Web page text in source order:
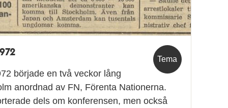
Tema
började en två veckor lång
anordnad av FN, Förenta Nationerna.
dels om konferensen, men också